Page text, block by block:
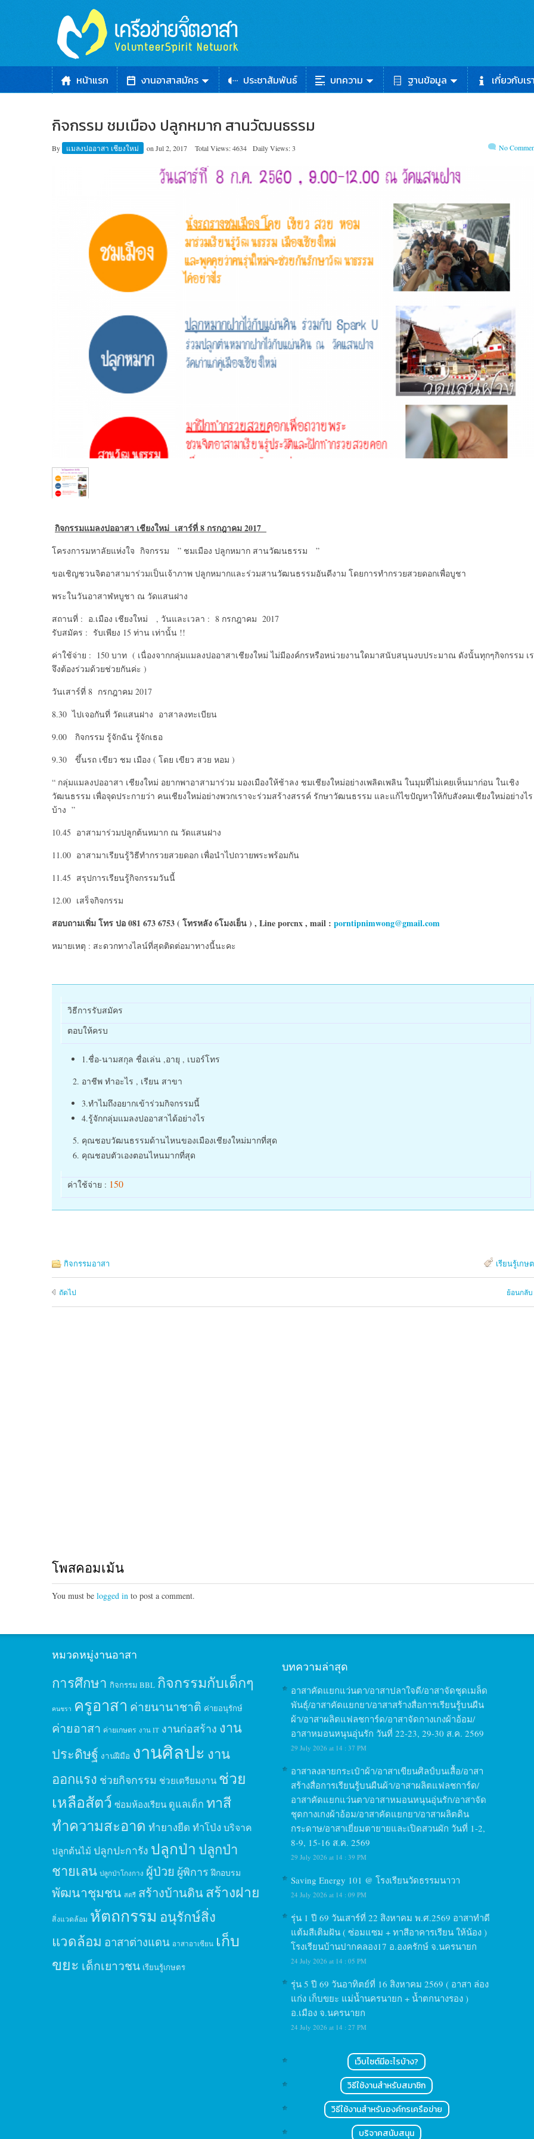
หน้าแรก งานอาสาสมัคร ประชาสัมพันธ์ บทความ ฐานข้อมูล เกี่ยวกับเร
กิจกรรม ชมเมือง ปลูกหมาก สานวัฒนธรรม
By แมลงปออาสา เชียงใหม่ on Jul 2, 2017 Total Views: 4634 Daily Views: 3 No
กิจกรรมแมลงปออาสา เชียงใหม่ เสาร์ที่ 8 กรกฎาคม 2017
โครงการมหาลัยแห่งใจ กิจกรรม ” ชมเมือง ปลูกหมาก สานวัฒนธรรม ”
ขอเชิญชวนจิตอาสามาร่วมเป็นเจ้าภาพ ปลูกหมากและร่วมสานวัฒนธรรมอันดีงาม โดยการทำกรวยสวยดอกเพื่อบูชา
พระในวันอาสาฬหบูชา ณ วัดแสนฝาง
สถานที่ : อ.เมือง เชียงใหม่ , วันและเวลา : 8 กรกฎาคม 2017
รับสมัคร : รับเพียง 15 ท่าน เท่านั้น !!
ค่าใช้จ่าย : 150 บาท ( เนื่องจากกลุ่มแมลงปออาสาเชียงใหม่ ไม่มีองค์กรหรือหน่วยงานใดมาสนับสนุนงบประมาณ ดังนั้นทุกๆกิจกรรม เ
จึงต้องร่วมด้วยช่วยกันค่ะ )
วันเสาร์ที่ 8 กรกฎาคม 2017
8.30 ไปเจอกันที่ วัดแสนฝาง อาสาลงทะเบียน
9.00 กิจกรรม รู้จักฉัน รู้จักเธอ
9.30 ขึ้นรถ เขียว ชม เมือง ( โดย เขียว สวย หอม )
“ กลุ่มแมลงปออาสา เชียงใหม่ อยากพาอาสามาร่วม มองเมืองให้ช้าลง ชมเชียงใหม่อย่างเพลิดเพลิน ในมุมที่ไม่เคยเห็นมาก่อน ในเชิง
วัฒนธรรม เพื่อจุดประกายว่า คนเชียงใหม่อย่างพวกเราจะร่วมสร้างสรรค์ รักษาวัฒนธรรม และแก้ไขปัญหาให้กับสังคมเชียงใหม่อย่างไร
บ้าง ”
10.45 อาสามาร่วมปลูกต้นหมาก ณ วัดแสนฝาง
11.00 อาสามาเรียนรู้วิธีทำกรวยสวยดอก เพื่อนำไปถวายพระพร้อมกัน
11.45 สรุปการเรียนรู้กิจกรรมวันนี้
12.00 เสร็จกิจกรรม
สอบถามเพิ่ม โทร ปอ081 673 6753 ( โทรหลัง 6โมงเย็น ) , Line porcnx , mail : porntipnimwong@gmail.com
หมายเหตุ : สะดวกทางไลน์ที่สุดติดต่อมาทางนี้นะคะ
วิธีการรับสมัคร
ตอบให้ครบ
1.ชื่อ-นามสกุล ชื่อเล่น ,อายุ , เบอร์โทร
อาชีพ ทำอะไร , เรียน สาขา
3.ทำไมถึงอยากเข้าร่วมกิจกรรมนี้
4.รู้จักกลุ่มแมลงปออาสาได้อย่างไร
คุณชอบวัฒนธรรมด้านไหนของเมืองเชียงใหม่มากที่สุด
คุณชอบตัวเองตอนไหนมากที่สุด
ค่าใช้จ่าย : 150
กิจกรรมอาสา เรียนรู้เกษ
ถัดไป ย้อนกลับ
โพสคอมเม้น
You must be logged in to post a comment.
หมวดหมู่งานอาสา
การศึกษา กิจกรรม BBL กิจกรรมกับเด็กๆ
คนชรา ครูอาสา ค่ายนานาชาติ ค่ายอนุรักษ์
ค่ายอาสา ค่ายเกษตร งาน IT งานก่อสร้าง งาน
ประดิษฐ์ งานฝีมือ งานศิลปะ งาน
ออกแรง ช่วยกิจกรรม ช่วยเตรียมงาน ช่วย
เหลือสัตว์ ซ่อมห้องเรียน ดูแลเด็ก ทาสี
ทำความสะอาด ทำยางยืด ทำโป่ง บริจาค
ปลูกต้นไม้ ปลูกปะการัง ปลูกป่า ปลูกป่า
ชายเลน ปลูกป่าโกงกาง ผู้ป่วย ผู้พิการ ฝึกอบรม
พัฒนาชุมชน สตรี สร้างบ้านดินสร้างฝาย
สิ่งแวดล้อม หัตถกรรม อนุรักษ์สิ่ง
แวดล้อม อาสาต่างแดน อาสาอาเซียน เก็บ
ขยะ เด็กเยาวชน เรียนรู้เกษตร
บทความล่าสุด
อาสาคัดแยกแว่นตา/อาสาปลาใจดี/อาสาจัดชุดเมล็ด
พันธุ์/อาสาคัดแยกยา/อาสาสร้างสื่อการเรียนรู้บนผืน
ผ้า/อาสาผลิตแฟลชการ์ด/อาสาจัดกางเกงผ้าอ้อม/
อาสาหมอนหนุนอุ่นรัก วันที่ 22-23, 29-30 ส.ค. 2569
29 July 2026 at 14 : 37 PM
อาสาลงลายกระเป๋าผ้า/อาสาเขียนศิลป์บนเสื้อ/อาสา
สร้างสื่อการเรียนรู้บนผืนผ้า/อาสาผลิตแฟลชการ์ด/
อาสาคัดแยกแว่นตา/อาสาหมอนหนุนอุ่นรัก/อาสาจัด
ชุดกางเกงผ้าอ้อม/อาสาคัดแยกยา/อาสาผลิตดิน
กระดาษ/อาสาเยี่ยมตายายและเปิดสวนผัก วันที่ 1-2,
8-9, 15-16 ส.ค. 2569
29 July 2026 at 14 : 39 PM
Saving Energy 101 @ โรงเรียนวัดธรรมนาวา
24 July 2026 at 14 : 09 PM
รุ่น 1 ปี 69 วันเสาร์ที่ 22 สิงหาคม พ.ศ.2569 อาสาทำดี
แต้มสีเติมฝัน ( ซ่อมแซม + ทาสีอาคารเรียน ให้น้อง )
โรงเรียนบ้านปากคลอง17 อ.องครักษ์ จ.นครนายก
24 July 2026 at 14 : 05 PM
รุ่น 5 ปี 69 วันอาทิตย์ที่ 16 สิงหาคม 2569 ( อาสา ล่อง
แก่ง เก็บขยะ แม่น้ำนครนายก + น้ำตกนางรอง )
อ.เมือง จ.นครนายก
24 July 2026 at 14 : 27 PM
เว็บไซต์มีอะไรบ้าง?
วิธีใช้งานสำหรับสมาชิก
วิธีใช้งานสำหรับองค์กรเครือข่าย
บริจาคสนับสนุน